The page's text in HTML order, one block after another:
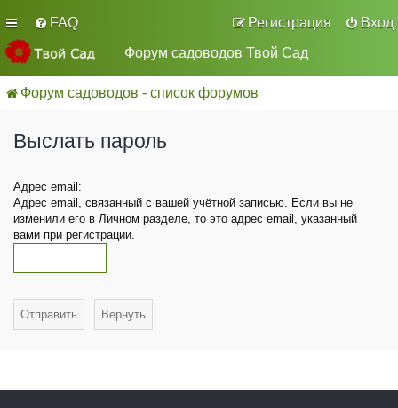
FAQ Вход
Регистрация
Форум садоводов Твой Сад
Форум садоводов - список форумов
Выслать пароль
Адрес email:
Адрес email, связанный с вашей учётной записью. Если вы не
изменили его в Личном разделе, то это адрес email, указанный
вами при регистрации.